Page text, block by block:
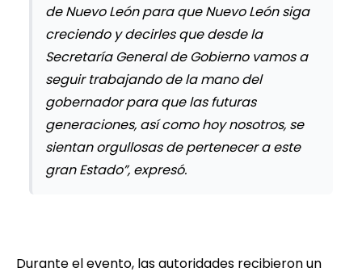
de Nuevo León para que Nuevo León siga
creciendo y decirles que desde la
Secretaría General de Gobierno vamos a
seguir trabajando de la mano del
gobernador para que las futuras
generaciones, así como hoy nosotros, se
sientan orgullosas de pertenecer a este
gran Estado”, expresó.
Durante el evento, las autoridades recibieron un